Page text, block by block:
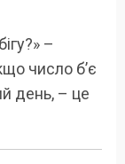
–
число б’є
день, – це